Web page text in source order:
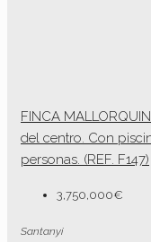
FINCA
del centro. Con
personas. (REF. F147)
3,750,000€
Santanyi